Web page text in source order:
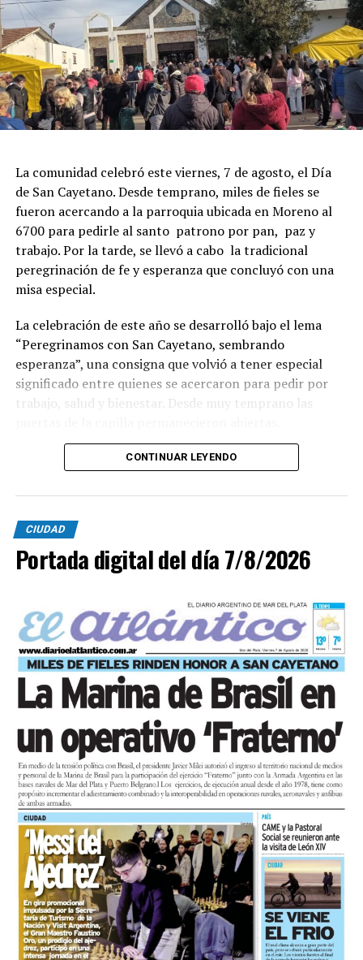
La comunidad celebró este viernes, 7 de agosto, el Día
de San Cayetano. Desde temprano, miles de fieles se
fueron acercando a la parroquia ubicada en Moreno al
6700 para pedirle al santo patrono por pan, paz y
trabajo. Por la tarde, se llevó a cabo la tradicional
peregrinación de fe y esperanza que concluyó con una
misa especial.
La celebración de este año se desarrolló bajo el lema
“Peregrinamos con San Cayetano, sembrando
esperanza”, una consigna que volvió a tener especial
significado entre quienes se acercaron para pedir por
trabajo, salud y bienestar. Desde muy temprano las
La imagen del santo salió del santuario de Moreno al
las calles del barrio. Grandes, jóvenes y niños y fieles se
sumaron al recorrido con banderas, espigas y distintas
expresiones de fe.
En paralelo, distintos gremios y organizaciones sociales
y trabajo, para visibilizar la situación de trabajadores y
desocupados.
CONTINUAR LEYENDO
CIUDAD
Portada digital del día 7/8/2026